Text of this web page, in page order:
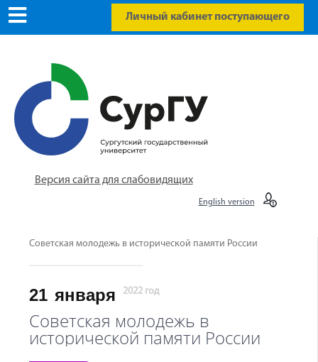
Личный кабинет поступающего
Версия сайта для слабовидящих
English version
Советская молодежь в исторической памяти России
21 января 2022 год
Советская молодежь в
исторической памяти России